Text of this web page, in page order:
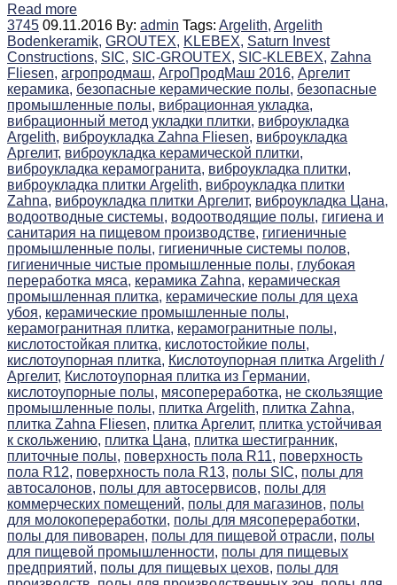
Read more
3745 09.11.2016 By: admin Tags: Argelith, Argelith
Bodenkeramik, GROUTEX, KLEBEX, Saturn Invest
Constructions, SIC, SIC-GROUTEX, SIC-KLEBEX, Zahna
Fliesen, агропродмаш, АгроПродМаш 2016, Аргелит
керамика, безопасные керамические полы, безопасные
промышленные полы, вибрационная укладка,
вибрационный метод укладки плитки, виброукладка
Argelith, виброукладка Zahna Fliesen, виброукладка
Аргелит, виброукладка керамической плитки,
виброукладка керамогранита, виброукладка плитки,
виброукладка плитки Argelith, виброукладка плитки
Zahna, виброукладка плитки Аргелит, виброукладка Цана,
водоотводные системы, водоотводящие полы, гигиена и
санитария на пищевом производстве, гигиеничные
промышленные полы, гигиеничные системы полов,
гигиеничные чистые промышленные полы, глубокая
переработка мяса, керамика Zahna, керамическая
промышленная плитка, керамические полы для цеха
убоя, керамические промышленные полы,
керамогранитная плитка, керамогранитные полы,
кислотостойкая плитка, кислотостойкие полы,
кислотоупорная плитка, Кислотоупорная плитка Argelith /
Аргелит, Кислотоупорная плитка из Германии,
кислотоупорные полы, мясопереработка, не скользящие
промышленные полы, плитка Argelith, плитка Zahna,
плитка Zahna Fliesen, плитка Аргелит, плитка устойчивая
к скольжению, плитка Цана, плитка шестигранник,
плиточные полы, поверхность пола R11, поверхность
пола R12, поверхность пола R13, полы SIC, полы для
автосалонов, полы для автосервисов, полы для
коммерческих помещений, полы для магазинов, полы
для молокопереработки, полы для мясопереработки,
полы для пивоварен, полы для пищевой отрасли, полы
для пищевой промышленности, полы для пищевых
предприятий, полы для пищевых цехов, полы для